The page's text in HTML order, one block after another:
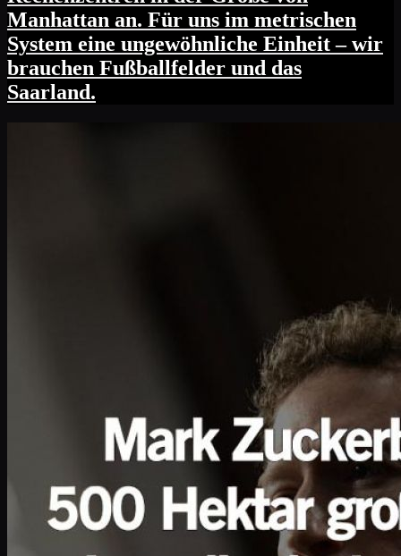
Manhattan an. Für uns im metrischen
System eine ungewöhnliche Einheit – wir
brauchen Fußballfelder und das
Saarland.